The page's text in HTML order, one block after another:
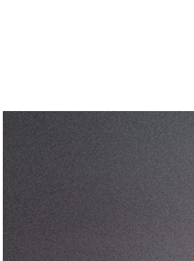
フロアガイド
レストラン・カフェ
施設案内・アクセス
イベント・ポップアップ
ニュース
ENGLISH